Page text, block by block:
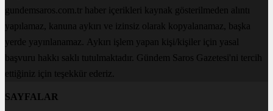
gundemsaros.com.tr haber içerikleri kaynak gösterilmeden alıntı
yapılamaz, kanuna aykırı ve izinsiz olarak kopyalanamaz, başka
yerde yayınlanamaz. Aykırı işlem yapan kişi/kişiler için yasal
başvuru hakkı saklı tutulmaktadır. Gündem Saros Gazetesi'ni tercih
ettiğiniz için teşekkür ederiz.
SAYFALAR